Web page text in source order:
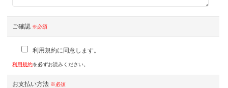
ご確認 ※必須
利用規約に同意します。
利用規約を必ずお読みください。
お支払い方法 ※必須